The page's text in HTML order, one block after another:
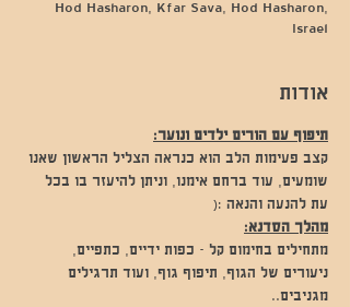
Hod Hasharon, Kfar Sava, Hod Hasharon,
Israel
אודות
תיפוף עם הורים ילדים ונוער:
קצב פעימות הלב הוא כנראה הצליל הראשון שאנו
שומעים, עוד ברחם אימנו, וניתן להיעזר בו בכל
עת להנעה והנאה :(
מהלך הסדנא:
מתחילים בחימום קל - כפות ידיים, כתפיים,
ניעורים של הגוף, תיפוף גוף, ועוד תרגילים
מגניבים..